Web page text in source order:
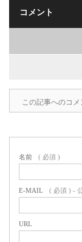
コメント
この記事へのコメ
名前 ( 必須 )
E-MAIL ( 必須 ) -
URL